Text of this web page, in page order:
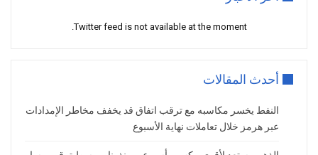
Twitter feed is not available at the moment.
أحدث المقالات
النفط يخسر مكاسبه مع ترقب اتفاق قد يخفف مخاطر الإمدادات
عبر هرمز خلال تعاملات نهاية الأسبوع